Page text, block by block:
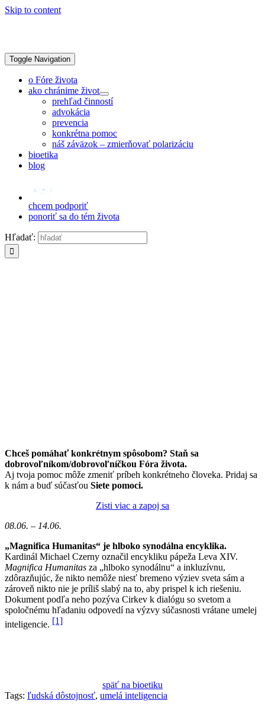
Skip to content
Toggle Navigation
o Fóre života
ako chránime život
prehľad činností
advokácia
prevencia
konkrétna pomoc
náš záväzok – zmierňovať polarizáciu
bioetika
blog
chcem podporiť
ponoriť sa do tém života
Hľadať:
Chceš pomáhať konkrétnym spôsobom? Staň sa
dobrovoľníkom/dobrovoľníčkou Fóra života.
Aj tvoja pomoc môže zmeniť príbeh konkrétneho človeka. Pridaj sa
k nám a buď súčasťou Siete pomoci.
Zisti viac a zapoj sa
08.06. – 14.06.
„Magnifica Humanitas“ je hlboko synodálna encyklika.
Kardinál Michael Czerny označil encykliku pápeža Leva XIV.
Magnifica Humanitas za „hlboko synodálnu“ a inkluzívnu,
zdôrazňujúc, že nikto nemôže niesť bremeno výziev sveta sám a
zároveň nikto nie je príliš slabý na to, aby prispel k ich riešeniu.
Dokument podľa neho pozýva Cirkev k dialógu so svetom a
spoločnému hľadaniu odpovedí na výzvy súčasnosti vrátane umelej
inteligencie. [1]
späť na bioetiku
Tags: ľudská dôstojnosť, umelá inteligencia